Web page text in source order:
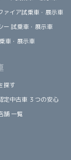
ァイア試乗車・展示車
ー 試乗車・展示車
車・展示車
探す
定中古車 ３つの安心
舗 一覧